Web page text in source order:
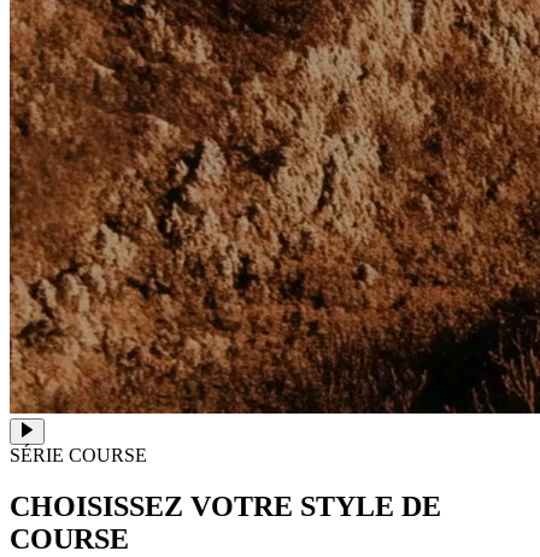
SÉRIE COURSE
CHOISISSEZ VOTRE STYLE DE
COURSE